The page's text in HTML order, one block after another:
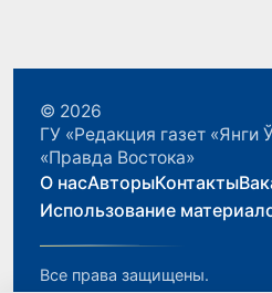
© 2026
ГУ «Редакция газет «Янги
«Правда Востока»
О насАвторыКонтакты
Использование
Все права защищены.